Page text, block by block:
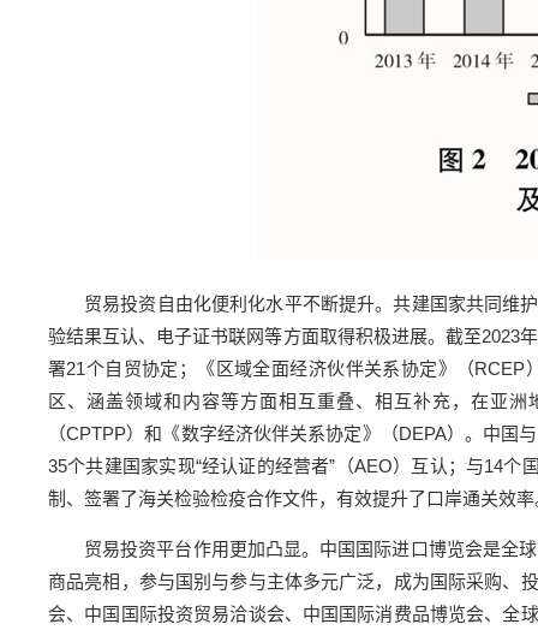
贸易投资自由化便利化水平不断提升。共建国家共同维
验结果互认、电子证书联网等方面取得积极进展。截至2023
署21个自贸协定；《区域全面经济伙伴关系协定》（RCEP
区、涵盖领域和内容等方面相互重叠、相互补充，在亚
（CPTPP）和《数字经济伙伴关系协定》（DEPA）。中
35个共建国家实现“经认证的经营者”（AEO）互认；与14
制、签署了海关检验检疫合作文件，有效提升了口岸通关效率
贸易投资平台作用更加凸显。中国国际进口博览会是全
商品亮相，参与国别与参与主体多元广泛，成为国际采购、
会、中国国际投资贸易洽谈会、中国国际消费品博览会、全